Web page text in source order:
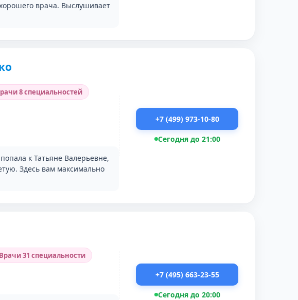
врача. Выслушивает
8 специальностей
к Татьяне Валерьевне,
Здесь вам максимально
+7 (499) 973-10-80
Сегодня до 21:00
Врачи 31 специальности
+7 (495) 663-23-55
Сегодня до 20:00